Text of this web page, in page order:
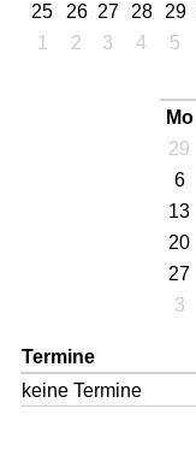
25
26 27 28 29
1
2 3 4 5
Mo
29
6
13
20
27
3
Termine
keine Termine